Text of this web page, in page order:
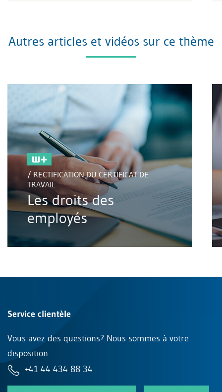
Autres articles et vidéos sur ce thème
/ RECTIFICATION DU CERTIFICAT DE
TRAVAIL
Les droits des
employés
Service clientèle
Vous avez des questions? Nous sommes à votre
disposition.
+41 44 434 88 34